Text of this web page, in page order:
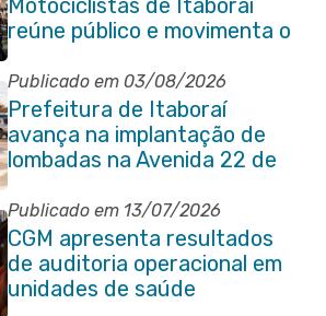
Motociclistas de Itaboraí
reúne público e movimenta o
Centro da cidade na noite de
abertura
Publicado em 03/08/2026
Prefeitura de Itaboraí
avança na implantação de
lombadas na Avenida 22 de
Maio para reforçar a
segurança no trânsito
Publicado em 13/07/2026
CGM apresenta resultados
de auditoria operacional em
unidades de saúde